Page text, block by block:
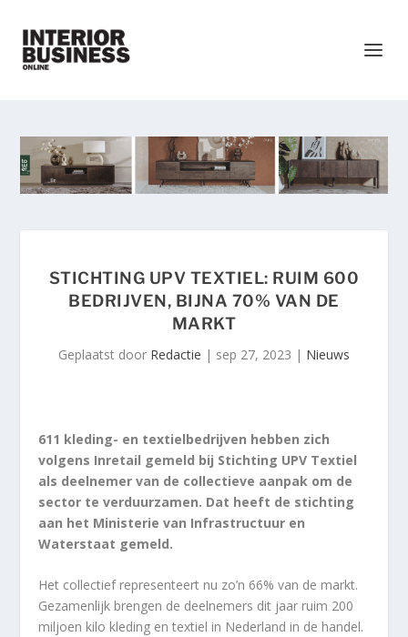
STICHTING UPV TEXTIEL: RUIM 600
BEDRIJVEN, BIJNA 70% VAN DE
MARKT
Geplaatst door Redactie | sep 27, 2023 | Nieuws
611 kleding- en textielbedrijven hebben zich
volgens Inretail gemeld bij Stichting UPV Textiel
als deelnemer van de collectieve aanpak om de
sector te verduurzamen. Dat heeft de stichting
aan het Ministerie van Infrastructuur en
Waterstaat gemeld.
Het collectief representeert nu zo’n 66% van de markt.
Gezamenlijk brengen de deelnemers dit jaar ruim 200
miljoen kilo kleding en textiel in Nederland in de handel.